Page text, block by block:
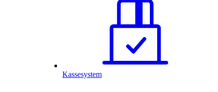
Kassesystem